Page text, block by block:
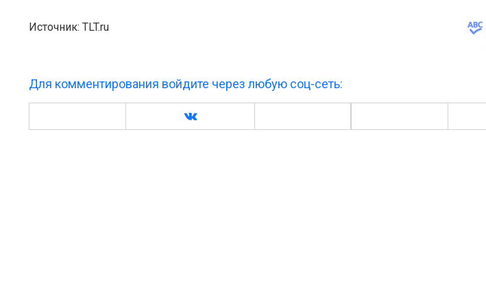
Источник: TLT.ru
Для комментирования войдите через любую соц-сеть: